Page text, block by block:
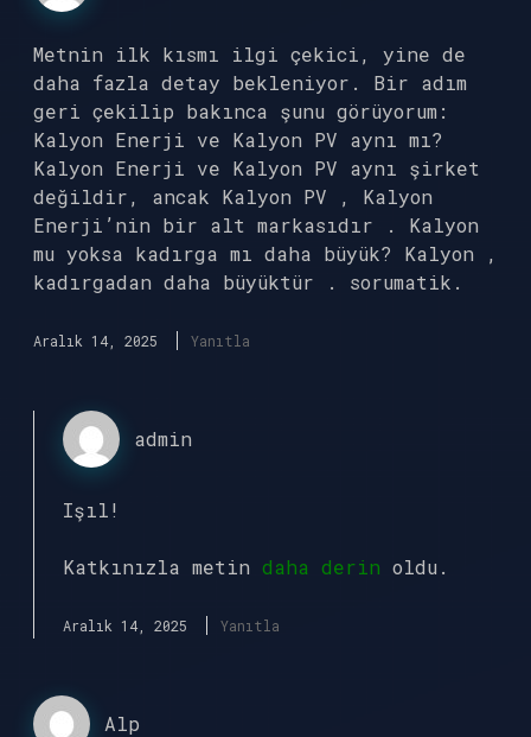
Metnin ilk kısmı ilgi çekici, yine de
daha fazla detay bekleniyor. Bir adım
geri çekilip bakınca şunu görüyorum:
Kalyon Enerji ve Kalyon PV aynı mı?
Kalyon Enerji ve Kalyon PV aynı şirket
değildir, ancak Kalyon PV , Kalyon
Enerji’nin bir alt markasıdır . Kalyon
mu yoksa kadırga mı daha büyük? Kalyon ,
kadırgadan daha büyüktür . sorumatik.
Aralık 14, 2025 Yanıtla
admin
Işıl!
Katkınızla metin daha derin oldu.
Aralık 14, 2025 Yanıtla
Alp